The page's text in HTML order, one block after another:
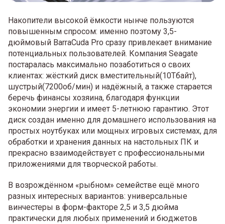
Накопители высокой ёмкости нынче пользуются
повышенным спросом: именно поэтому 3,5-
дюймовый BarraCuda Pro сразу привлекает внимание
потенциальных пользователей. Компания Seagate
постаралась максимально позаботиться о своих
клиентах: жёсткий диск вместительный(10Тбайт),
шустрый(7200об/мин) и надёжный, а также старается
беречь финансы хозяина, благодаря функции
экономии энергии и имеет 5-летнюю гарантию. Этот
диск создан именно для домашнего использования на
простых ноутбуках или мощных игровых системах, для
обработки и хранения данных на настольных ПК и
прекрасно взаимодействует с профессиональными
приложениями для творческой работы.
В возрождённом «рыбном» семействе ещё много
разных интересных вариантов: универсальные
винчестеры в форм-факторе 2,5 и 3,5 дюйма
практически для любых применений и бюджетов